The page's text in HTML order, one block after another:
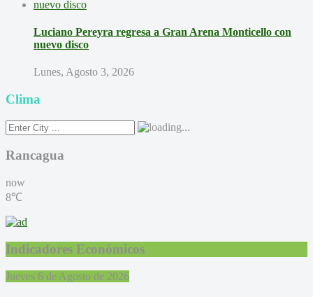
Luciano Pereyra regresa a Gran Arena Monticello con
nuevo disco
Lunes, Agosto 3, 2026
Clima
Rancagua
now
8℃
Indicadores Económicos
Jueves 6 de Agosto de 2026